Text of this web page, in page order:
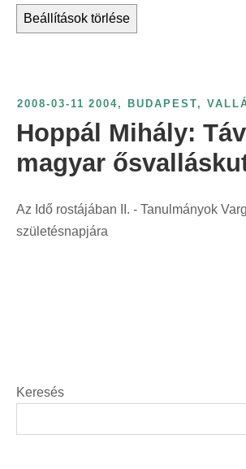
h
:
é
v
z
á
s
z
s
l
á
s
:
Beállítások törlése
2008-03-11 2004, BUDAPEST,
Hoppál Mihály:
magyar
Az Idő rostájában II. - Tanulmányok
születésnapjára
Keresés